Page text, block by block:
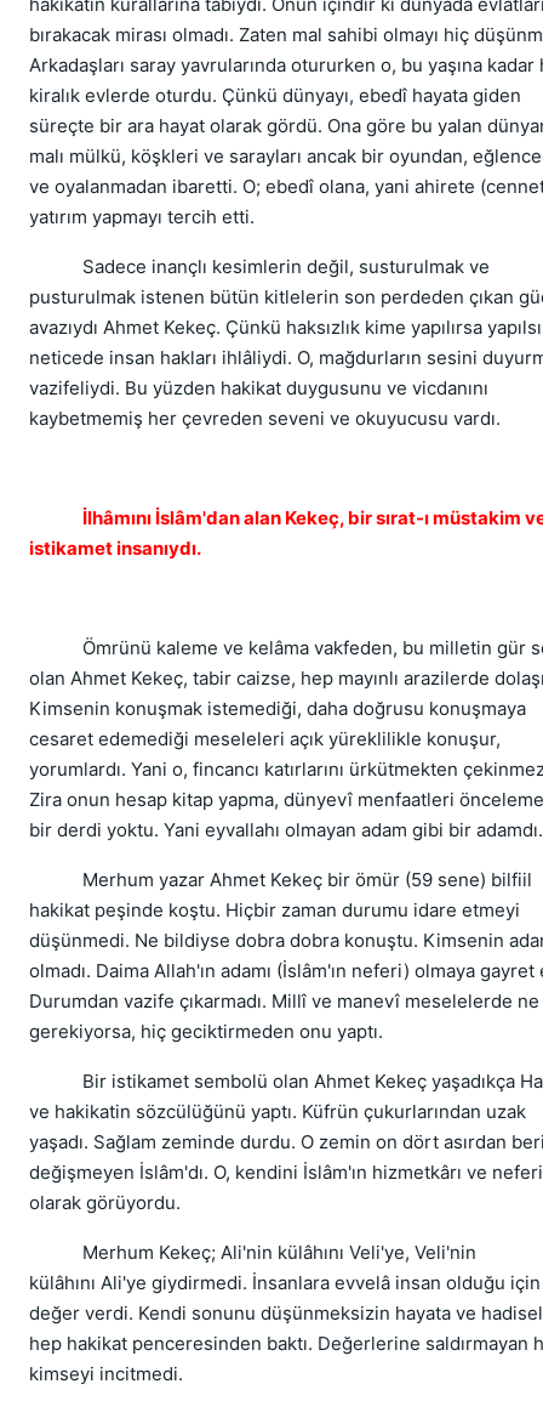
bırakacak mirası olmadı. Zaten mal sahibi olmayı hiç
Arkadaşları saray yavrularında otururken o, bu yaşına kadar
kiralık evlerde oturdu. Çünkü dünyayı, ebedî hayata giden
süreçte bir ara hayat olarak gördü. Ona göre bu yalan
malı mülkü, köşkleri ve sarayları ancak bir oyundan,
ve oyalanmadan ibaretti. O; ebedî olana, yani ahirete
yatırım yapmayı tercih etti.
Sadece inançlı kesimlerin değil, susturulmak ve
pusturulmak istenen bütün kitlelerin son perdeden çıkan
avazıydı Ahmet Kekeç. Çünkü haksızlık kime yapılırsa
neticede insan hakları ihlâliydi. O, mağdurların sesini
vazifeliydi. Bu yüzden hakikat duygusunu ve vicdanını
kaybetmemiş her çevreden seveni ve okuyucusu vardı.
İlhâmını İslâm'dan alan Kekeç, bir sırat-ı müstakim
istikamet insanıydı.
Ömrünü kaleme ve kelâma vakfeden, bu milletin gür
olan Ahmet Kekeç, tabir caizse, hep mayınlı arazilerde
Kimsenin konuşmak istemediği, daha doğrusu konuşmaya
cesaret edemediği meseleleri açık yüreklilikle konuşur,
yorumlardı. Yani o, fincancı katırlarını ürkütmekten
Zira onun hesap kitap yapma, dünyevî menfaatleri
bir derdi yoktu. Yani eyvallahı olmayan adam gibi bir adamdı.
Merhum yazar Ahmet Kekeç bir ömür (59 sene) bilfiil
hakikat peşinde koştu. Hiçbir zaman durumu idare etmeyi
düşünmedi. Ne bildiyse dobra dobra konuştu. Kimsenin
olmadı. Daima Allah'ın adamı (İslâm'ın neferi) olmaya gayret
Durumdan vazife çıkarmadı. Millî ve manevî meselelerde ne
gerekiyorsa, hiç geciktirmeden onu yaptı.
Bir istikamet sembolü olan Ahmet Kekeç yaşadıkça
ve hakikatin sözcülüğünü yaptı. Küfrün çukurlarından uzak
yaşadı. Sağlam zeminde durdu. O zemin on dört asırdan
değişmeyen İslâm'dı. O, kendini İslâm'ın hizmetkârı ve neferi
olarak görüyordu.
Merhum Kekeç; Ali'nin külâhını Veli'ye, Veli'nin
külâhını Ali'ye giydirmedi. İnsanlara evvelâ insan olduğu için
değer verdi. Kendi sonunu düşünmeksizin hayata ve
hep hakikat penceresinden baktı. Değerlerine saldırmayan
kimseyi incitmedi.